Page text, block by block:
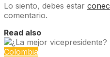
Lo siento, debes estar
comentario.
Read also
Colombia